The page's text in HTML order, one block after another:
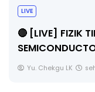
5.2
2 OLEH CIKG...